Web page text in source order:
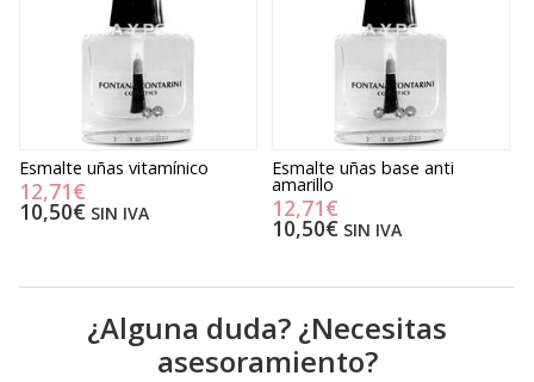
Esmalte uñas vitamínico
12,71€
10,50€ SIN IVA
Esmalte uñas base anti
amarillo
12,71€
10,50€ SIN IVA
¿Alguna duda? ¿Necesitas
asesoramiento?